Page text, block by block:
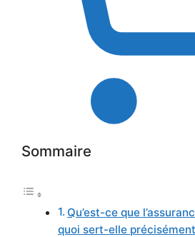
Sommaire
Qu’est-ce que
quoi sert-elle